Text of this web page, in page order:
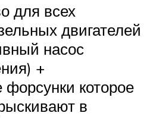
для всех
двигателей
насос
+
которое
в